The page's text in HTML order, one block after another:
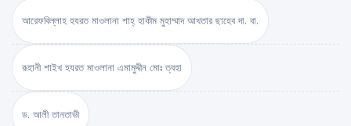
আরেফবিল্লাহ হযরত মাওলানা শাহ্ হাকীম মুহাম্মাদ আখতার ছাহেব দা. বা.
রূহানী শাইখ হযরত মাওলানা এমামুদ্দীন মোঃ ত্বহা
ড. আলী তানতাভী